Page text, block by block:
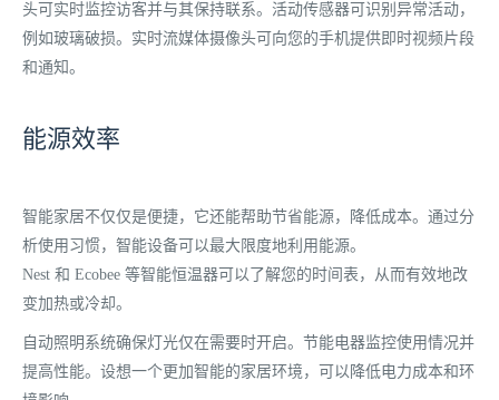
头可实时监控访客并与其保持联系。 活动传感器可识别异常活动，
例如玻璃破损。 实时流媒体摄像头可向您的手机提供即时视频片段
和通知。
能源效率
智能家居不仅仅是便捷，它还能帮助节省能源，降低成本。通过分
析使用习惯，智能设备可以最大限度地利用能源。
Nest 和 Ecobee 等智能恒温器可以了解您的时间表，从而有效地改
变加热或冷却。
自动照明系统确保灯光仅在需要时开启。 节能电器监控使用情况并
提高性能。 设想一个更加智能的家居环境，可以降低电力成本和环